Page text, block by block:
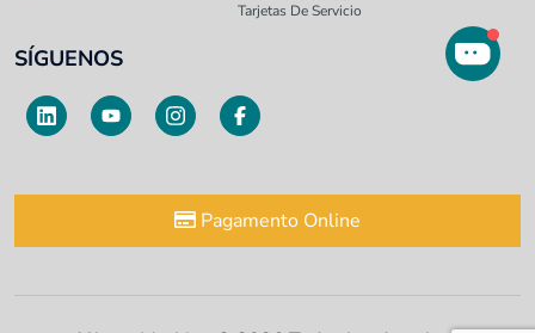
Tarjetas De Servicio
SÍGUENOS
Pagamento Online